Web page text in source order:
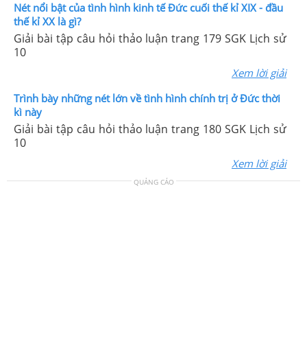
Nét nổi bật của tình hình kinh tế Đức cuối thế kỉ XIX - đầu
thế kỉ XX là gì?
Giải bài tập câu hỏi thảo luận trang 179 SGK Lịch sử
10
Xem lời giải
Trình bày những nét lớn về tình hình chính trị ở Đức thời
kì này
Giải bài tập câu hỏi thảo luận trang 180 SGK Lịch sử
10
Xem lời giải
QUẢNG CÁO